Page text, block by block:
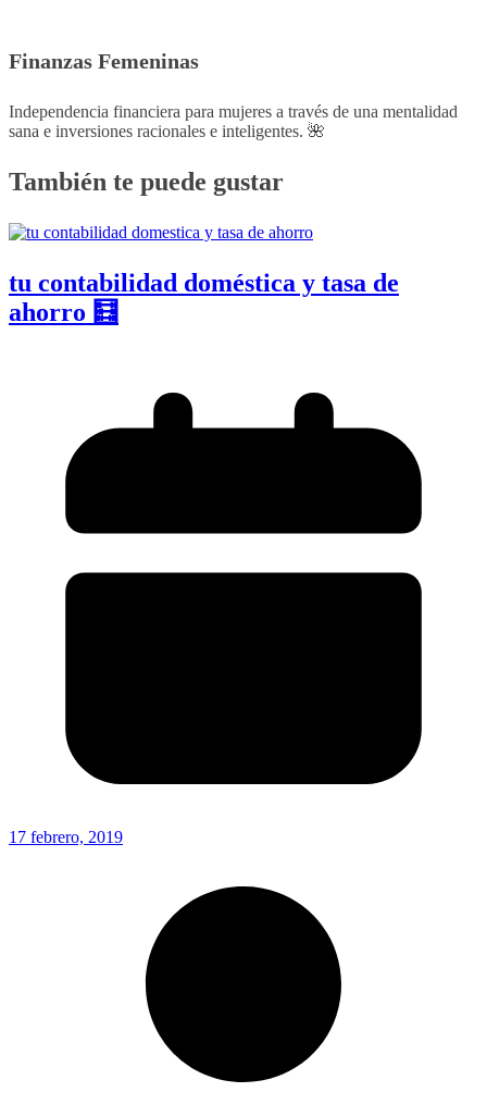
Finanzas Femeninas
Independencia financiera para mujeres a través de una mentalidad
sana e inversiones racionales e inteligentes. 🌺
También te puede gustar
tu contabilidad doméstica y tasa de
ahorro 🧮
17 febrero, 2019